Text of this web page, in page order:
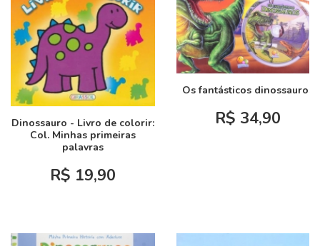
Dinossauro - Livro de colorir:
Col. Minhas primeiras
palavras
R$ 19,90
Os fantásticos dinossauros
R$ 34,90